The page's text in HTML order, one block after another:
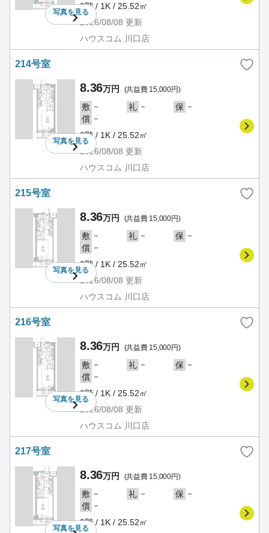
写真を見る
2階 / 1K / 25.52㎡
2026/08/08 更新
ハウスコム 川口店
214号室
写真を見る
8.36万円 (共益費 15,000円)
敷 － 礼 － 保 －
償 －
2階 / 1K / 25.52㎡
2026/08/08 更新
ハウスコム 川口店
215号室
写真を見る
8.36万円 (共益費 15,000円)
敷 － 礼 － 保 －
償 －
2階 / 1K / 25.52㎡
2026/08/08 更新
ハウスコム 川口店
216号室
写真を見る
8.36万円 (共益費 15,000円)
敷 － 礼 － 保 －
償 －
2階 / 1K / 25.52㎡
2026/08/08 更新
ハウスコム 川口店
217号室
写真を見る
8.36万円 (共益費 15,000円)
敷 － 礼 － 保 －
償 －
2階 / 1K / 25.52㎡